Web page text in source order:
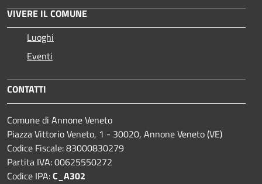
VIVERE IL COMUNE
Luoghi
Eventi
CONTATTI
Comune di Annone Veneto
Piazza Vittorio Veneto, 1 - 30020, Annone Veneto (VE)
Codice Fiscale: 83000830279
Partita IVA: 00625550272
Codice IPA:C_A302